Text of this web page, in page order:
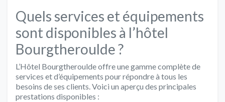
Quels services et équipements
sont disponibles à l’hôtel
Bourgtheroulde ?
L’Hôtel Bourgtheroulde offre une gamme complète de
services et d’équipements pour répondre à tous les
besoins de ses clients. Voici un aperçu des principales
prestations disponibles :